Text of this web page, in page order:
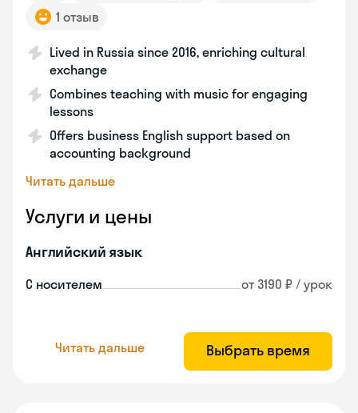
1 отзыв
Lived in Russia since 2016, enriching cultural
exchange
Combines teaching with music for engaging
lessons
Offers business English support based on
accounting background
Читать дальше
Услуги и цены
Английский язык
С носителем от 3190 ₽ / урок
Читать дальше Выбрать время